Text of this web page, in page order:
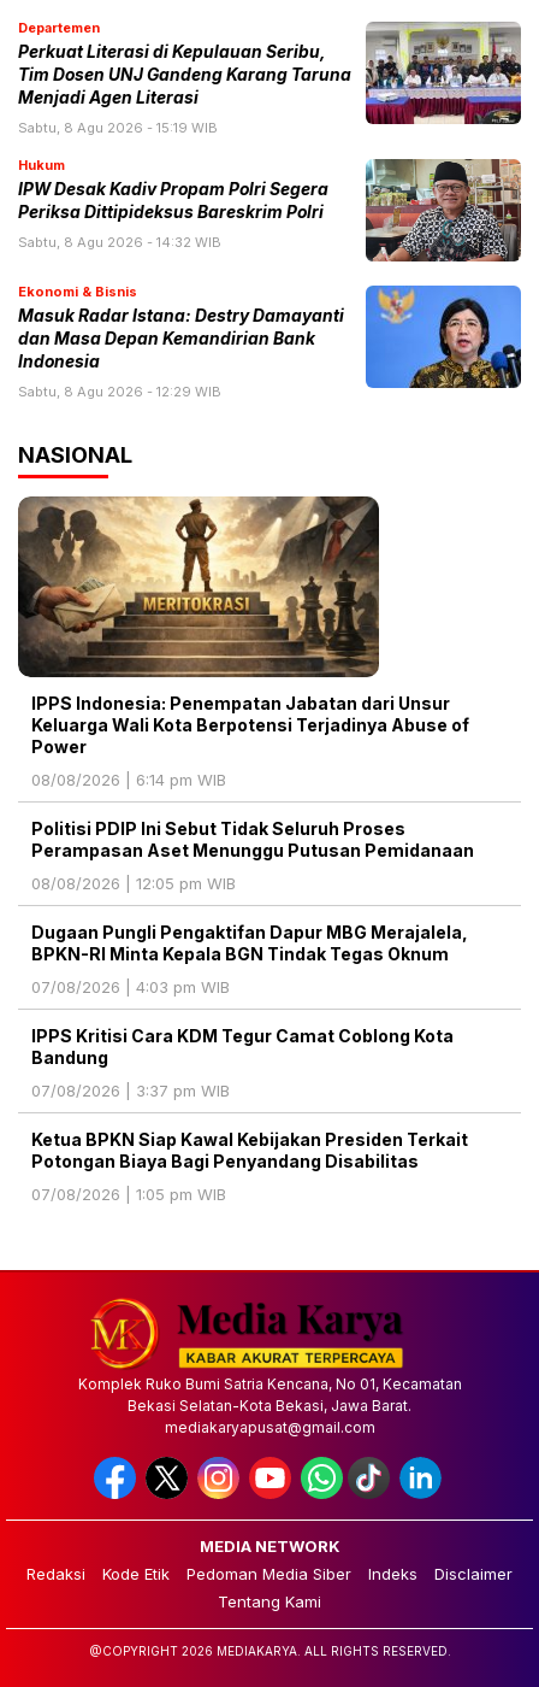
Departemen
Perkuat Literasi di Kepulauan Seribu,
Tim Dosen UNJ Gandeng Karang Taruna
Menjadi Agen Literasi
Sabtu, 8 Agu 2026 - 15:19 WIB
Hukum
IPW Desak Kadiv Propam Polri Segera
Periksa Dittipideksus Bareskrim Polri
Sabtu, 8 Agu 2026 - 14:32 WIB
Ekonomi & Bisnis
Masuk Radar Istana: Destry Damayanti
dan Masa Depan Kemandirian Bank
Indonesia
Sabtu, 8 Agu 2026 - 12:29 WIB
NASIONAL
IPPS Indonesia: Penempatan Jabatan dari Unsur
Keluarga Wali Kota Berpotensi Terjadinya Abuse of
Power
08/08/2026 | 6:14 pm WIB
Politisi PDIP Ini Sebut Tidak Seluruh Proses
Perampasan Aset Menunggu Putusan Pemidanaan
08/08/2026 | 12:05 pm WIB
Dugaan Pungli Pengaktifan Dapur MBG Merajalela,
BPKN-RI Minta Kepala BGN Tindak Tegas Oknum
07/08/2026 | 4:03 pm WIB
IPPS Kritisi Cara KDM Tegur Camat Coblong Kota
Bandung
07/08/2026 | 3:37 pm WIB
Ketua BPKN Siap Kawal Kebijakan Presiden Terkait
Potongan Biaya Bagi Penyandang Disabilitas
07/08/2026 | 1:05 pm WIB
Komplek Ruko Bumi Satria Kencana, No 01, Kecamatan
Bekasi Selatan-Kota Bekasi, Jawa Barat.
mediakaryapusat@gmail.com
MEDIA NETWORK
Redaksi
Kode Etik Pedoman Media Siber Indeks
Disclaimer
Tentang Kami
@COPYRIGHT 2026 MEDIAKARYA. ALL RIGHTS RESERVED.